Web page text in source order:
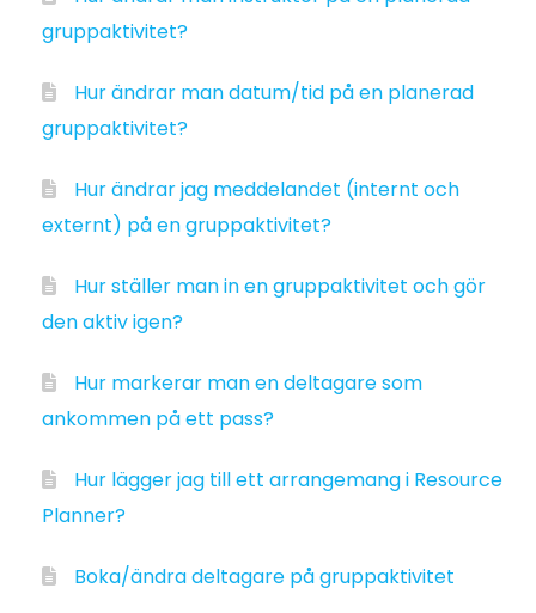
gruppaktivitet?
Hur ändrar man datum/tid på en planerad
gruppaktivitet?
Hur ändrar jag meddelandet (internt och
externt) på en gruppaktivitet?
Hur ställer man in en gruppaktivitet och gör
den aktiv igen?
Hur markerar man en deltagare som
ankommen på ett pass?
Hur lägger jag till ett arrangemang i Resource
Planner?
Boka/ändra deltagare på gruppaktivitet